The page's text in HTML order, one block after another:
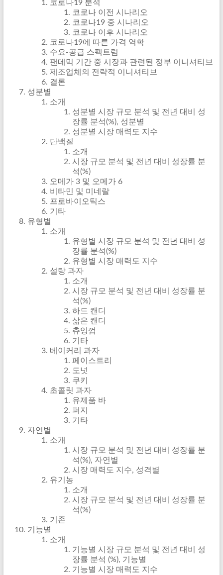
코로나19 분석
코로나 이전 시나리오
코로나19 중 시나리오
코로나 이후 시나리오
코로나19에 따른 가격 역학
수요-공급 스펙트럼
팬데믹 기간 중 시장과 관련된 정부 이니셔티브
제조업체의 전략적 이니셔티브
결론
성분별
소개
성분별 시장 규모 분석 및 전년 대비 성
장률 분석(%), 성분별
성분별 시장 매력도 지수
단백질
소개
시장 규모 분석 및 전년 대비 성장률 분
석(%)
오메가 3 및 오메가 6
비타민 및 미네랄
프로바이오틱스
기타
유형별
소개
유형별 시장 규모 분석 및 전년 대비 성
장률 분석(%)
유형별 시장 매력도 지수
설탕 과자
소개
시장 규모 분석 및 전년 대비 성장률 분
석(%)
하드 캔디
삶은 캔디
츄잉껌
기타
베이커리 과자
페이스트리
도넛
쿠키
초콜릿 과자
유제품 바
퍼지
기타
자연별
소개
시장 규모 분석 및 전년 대비 성장률 분
석(%), 자연별
시장 매력도 지수, 성격별
유기농
소개
시장 규모 분석 및 전년 대비 성장률 분
석(%)
기존
기능별
소개
기능별 시장 규모 분석 및 전년 대비 성
장률 분석 (%), 기능별
기능별 시장 매력도 지수